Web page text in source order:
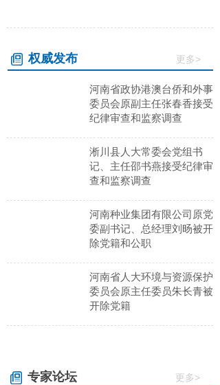
专家论坛 更多>
权威发布 更多>
河南省政协港澳台侨和外事
委员会原副主任张春香接受
纪律审查和监察调查
淅川县人大常委会党组书
记、主任邵书燕接受纪律审
查和监察调查
河南种业集团有限公司原党
委副书记、总经理刘旸被开
除党籍和公职
河南省人大环境与资源保护
委员会原主任委员朱长青被
开除党籍